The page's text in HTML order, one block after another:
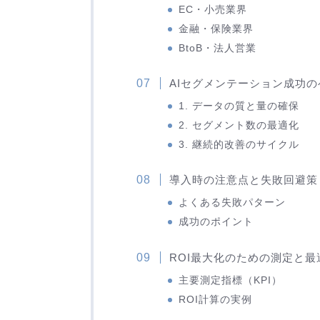
EC・小売業界
金融・保険業界
BtoB・法人営業
AIセグメンテーション成功
1. データの質と量の確保
2. セグメント数の最適化
3. 継続的改善のサイクル
導入時の注意点と失敗回避策
よくある失敗パターン
成功のポイント
ROI最大化のための測定と最
主要測定指標（KPI）
ROI計算の実例